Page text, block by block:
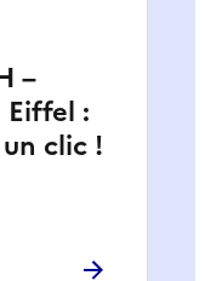
–
Eiffel :
clic !